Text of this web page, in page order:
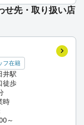
せ先・取り扱い店
フ在籍
井駅
徒歩
時
～